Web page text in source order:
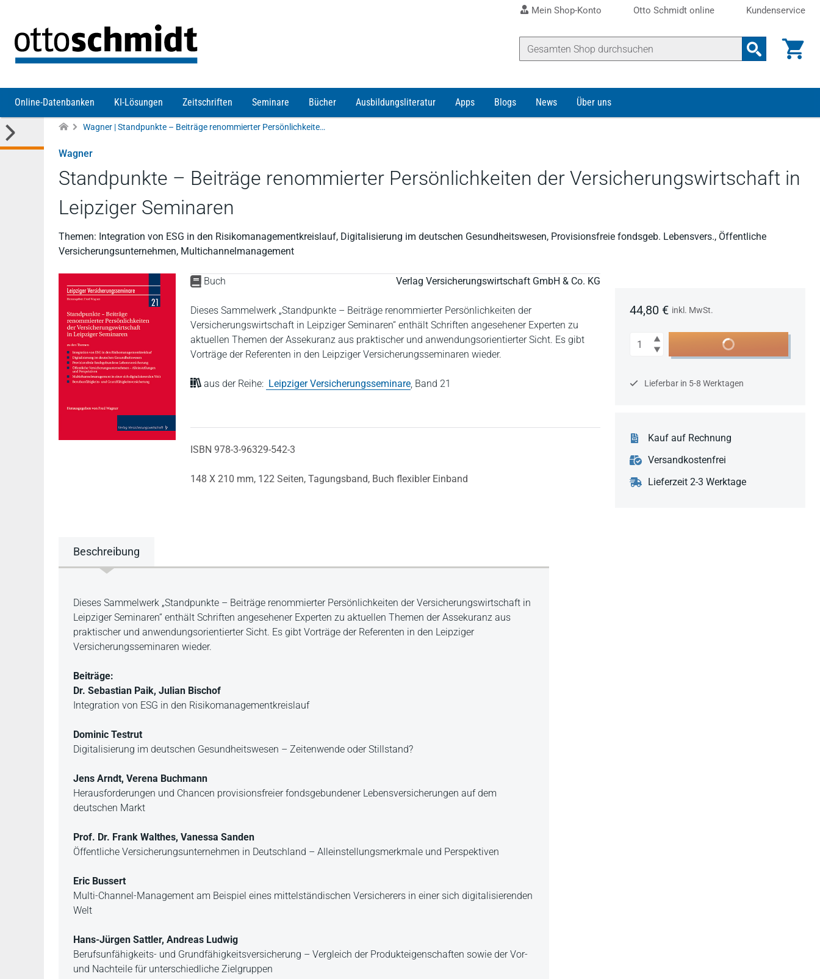
Mein Shop-Konto Otto Schmidt online Kundenservice
Online-Datenbanken KI-Lösungen Zeitschriften Seminare Bücher Ausbildungsliteratur Apps Blogs News Über uns
Wagner | Standpunkte – Beiträge renommierter Persönlichkeiten der Versicherungswirtschaft in Leipziger Seminaren
Wagner
Standpunkte – Beiträge renommierter Persönlichkeiten der Versicherungswirtschaft in
Leipziger Seminaren
Themen: Integration von ESG in den Risikomanagementkreislauf, Digitalisierung im deutschen Gesundheitswesen, Provisionsfreie fondsgeb. Lebensvers., Öffentliche
Versicherungsunternehmen, Multichannelmanagement
Buch Verlag Versicherungswirtschaft GmbH & Co. KG
Dieses Sammelwerk „Standpunkte – Beiträge renommierter Persönlichkeiten der
Versicherungswirtschaft in Leipziger Seminaren“ enthält Schriften angesehener Experten zu
aktuellen Themen der Assekuranz aus praktischer und anwendungsorientierter Sicht. Es gibt
Vorträge der Referenten in den Leipziger Versicherungsseminaren wieder.
aus der Reihe: Leipziger Versicherungsseminare, Band 21
ISBN 978-3-96329-542-3
148 X 210 mm, 122 Seiten, Tagungsband, Buch flexibler Einband
44,80 € inkl. MwSt.
Anzahl In den Warenkorb
Lieferbar in 5-8 Werktagen
Kauf auf Rechnung
Versandkostenfrei
Lieferzeit 2-3 Werktage
Beschreibung
Beschreibung
Dieses Sammelwerk „Standpunkte – Beiträge renommierter Persönlichkeiten der Versicherungswirtschaft in
Leipziger Seminaren“ enthält Schriften angesehener Experten zu aktuellen Themen der Assekuranz aus
praktischer und anwendungsorientierter Sicht. Es gibt Vorträge der Referenten in den Leipziger
Versicherungsseminaren wieder.
Beiträge:
Dr. Sebastian Paik, Julian Bischof
Integration von ESG in den Risikomanagementkreislauf
Dominic Testrut
Digitalisierung im deutschen Gesundheitswesen – Zeitenwende oder Stillstand?
Jens Arndt, Verena Buchmann
Herausforderungen und Chancen provisionsfreier fondsgebundener Lebensversicherungen auf dem
deutschen Markt
Prof. Dr. Frank Walthes, Vanessa Sanden
Öffentliche Versicherungsunternehmen in Deutschland – Alleinstellungsmerkmale und Perspektiven
Eric Bussert
Multi-Channel-Management am Beispiel eines mittelständischen Versicherers in einer sich digitalisierenden
Welt
Hans-Jürgen Sattler, Andreas Ludwig
Berufsunfähigkeits- und Grundfähigkeitsversicherung – Vergleich der Produkteigenschaften sowie der Vor-
und Nachteile für unterschiedliche Zielgruppen